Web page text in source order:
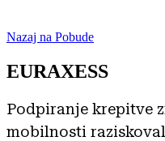
Nazaj na Pobude
EURAXESS
Podpiranje krepitve
mobilnosti